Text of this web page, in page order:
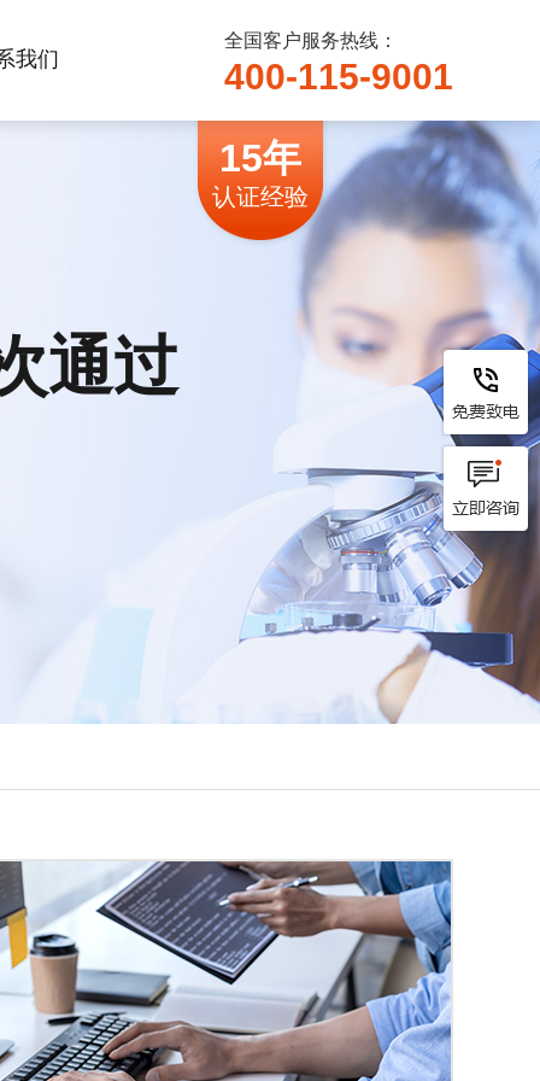
我们
全国客户服务热线：
400-115-9001
15年
认证经验
通过